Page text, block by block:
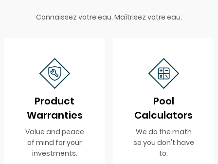
Connaissez votre eau. Maîtrisez votre eau.
Product
Warranties
Value and peace
of mind for your
investments.
Pool
Calculators
We do the math
so you don't have
to.